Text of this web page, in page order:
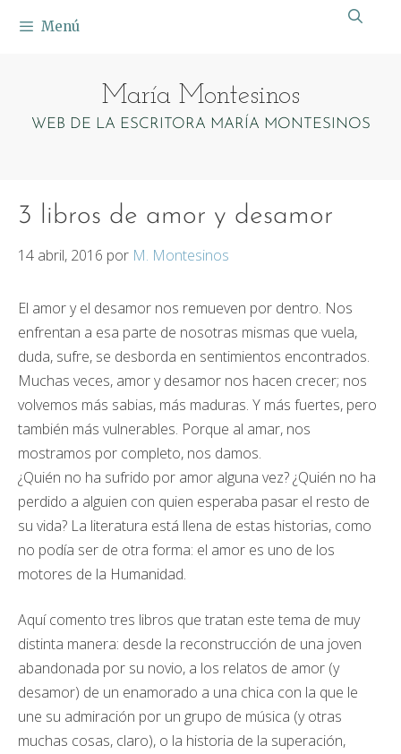
Menú
María Montesinos
WEB DE LA ESCRITORA MARÍA MONTESINOS
3 libros de amor y desamor
14 abril, 2016 por M. Montesinos
El amor y el desamor nos remueven por dentro. Nos
enfrentan a esa parte de nosotras mismas que vuela,
duda, sufre, se desborda en sentimientos encontrados.
Muchas veces, amor y desamor nos hacen crecer; nos
volvemos más sabias, más maduras. Y más fuertes, pero
también más vulnerables. Porque al amar, nos
mostramos por completo, nos damos.
¿Quién no ha sufrido por amor alguna vez? ¿Quién no ha
perdido a alguien con quien esperaba pasar el resto de
su vida? La literatura está llena de estas historias, como
no podía ser de otra forma: el amor es uno de los
motores de la Humanidad.
Aquí comento tres libros que tratan este tema de muy
distinta manera: desde la reconstrucción de una joven
abandonada por su novio, a los relatos de amor (y
desamor) de un enamorado a una chica con la que le
une su admiración por un grupo de música (y otras
muchas cosas, claro), o la historia de la superación,